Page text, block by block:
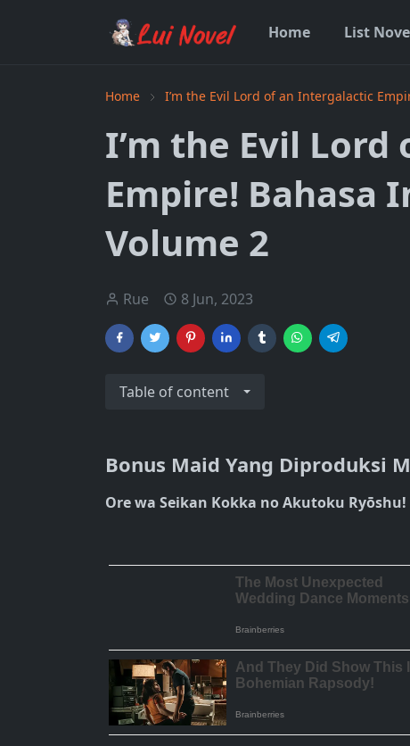
Home List
Home I’m the Evil Lord of an Intergalactic
I’m the Evil
Empire! Bahasa
Volume 2
Rue 8 Jun, 2023
Table of content
Bonus Maid Yang Diproduksi
Ore wa Seikan Kokka no Akutoku Ryōshu!